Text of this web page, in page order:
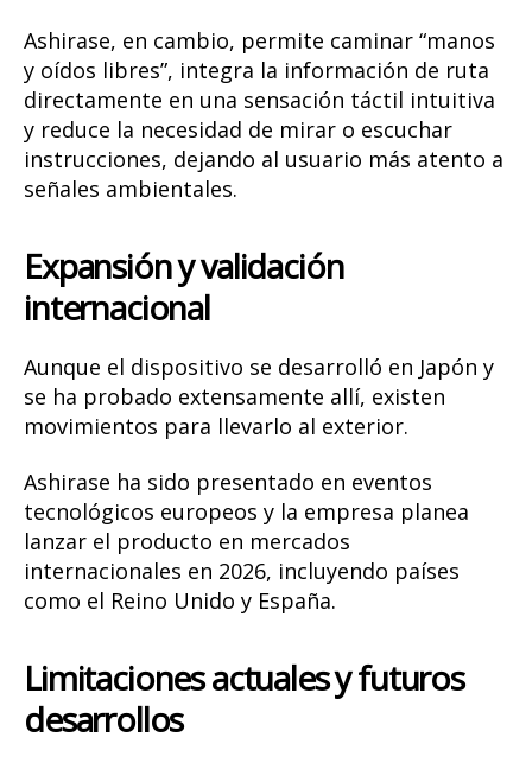
Ashirase, en cambio, permite caminar “manos
y oídos libres”, integra la información de ruta
directamente en una sensación táctil intuitiva
y reduce la necesidad de mirar o escuchar
instrucciones, dejando al usuario más atento a
señales ambientales.
Expansión y validación
internacional
Aunque el dispositivo se desarrolló en Japón y
se ha probado extensamente allí, existen
movimientos para llevarlo al exterior.
Ashirase ha sido presentado en eventos
tecnológicos europeos y la empresa planea
lanzar el producto en mercados
internacionales en 2026, incluyendo países
como el Reino Unido y España.
Limitaciones actuales y futuros
desarrollos